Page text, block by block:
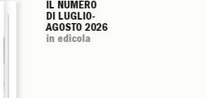
IL NUMERO
DI LUGLIO-
AGOSTO 2026
in edicola
IL NUMERO
DI LUGLIO-
AGOSTO 2026
in edicola
IL NUMERO
DI LUGLIO-
AGOSTO 2026
in edicola
IL NUMERO
DI LUGLIO-
AGOSTO 2026
in edicola